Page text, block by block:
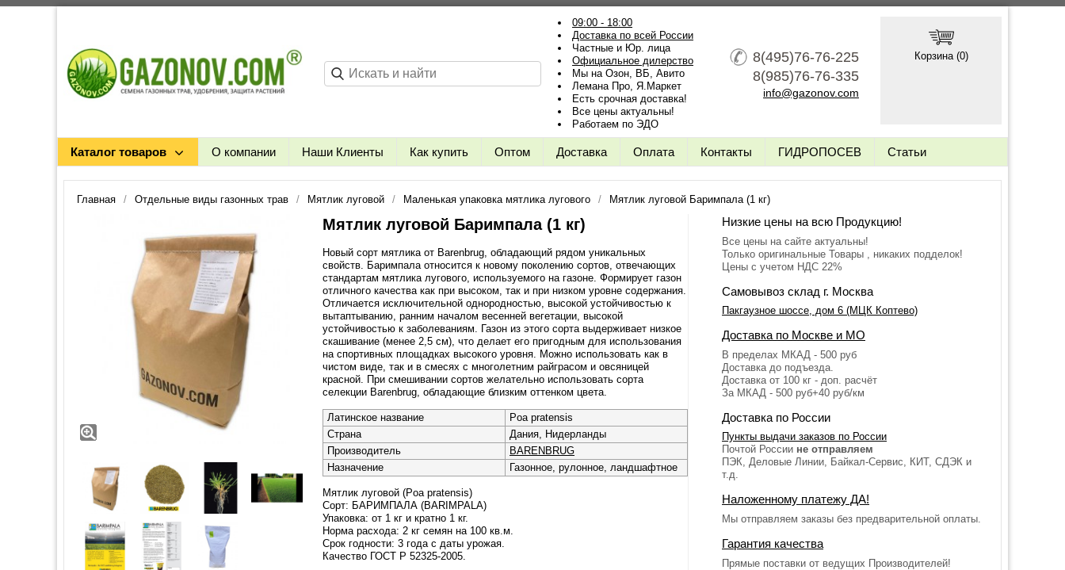
09:00 - 18:00
Доставка по всей России
Частные и Юр. лица
Официальное дилерство
Мы на Озон, ВБ, Авито
Лемана Про, Я.Маркет
Есть срочная доставка!
Все цены актуальны!
Работаем по ЭДО
8(495)76-76-225
8(985)76-76-335
info@gazonov.com
Корзина (0)
Каталог товаров О компании Наши Клиенты Как купить Оптом Доставка Оплата Контакты ГИДРОПОСЕВ Статьи
Главная Отдельные виды газонных трав Мятлик луговой Маленькая упаковка мятлика лугового Мятлик луговой Баримпала (1 кг)
Мятлик луговой Баримпала (1 кг)
Новый сорт мятлика от Barenbrug, обладающий рядом уникальных
свойств. Баримпала относится к новому поколению сортов, отвечающих
стандартам мятлика лугового, используемого на газоне. Формирует газон
отличного качества как при высоком, так и при низком уровне содержания.
Отличается исключительной однородностью, высокой устойчивостью к
вытаптыванию, ранним началом весенней вегетации, высокой
устойчивостью к заболеваниям. Газон из этого сорта выдерживает низкое
скашивание (менее 2,5 см), что делает его пригодным для использования
на спортивных площадках высокого уровня. Можно использовать как в
чистом виде, так и в смесях с многолетним райграсом и овсяницей
красной. При смешивании сортов желательно использовать сорта
селекции Barenbrug, обладающие близким оттенком цвета.
Латинское название
Poa pratensis
Страна
Дания, Нидерланды
Производитель
BARENBRUG
Назначение
Газонное, рулонное, ландшафтное
Мятлик луговой (Poa pratensis)
Сорт: БАРИМПАЛА (BARIMPALA)
Упаковка: от 1 кг и кратно 1 кг.
Норма расхода: 2 кг семян на 100 кв.м.
Срок годности: 3 года с даты урожая.
Качество ГОСТ Р 52325-2005.
Низкие цены на всю Продукцию!
Все цены на сайте актуальны!
Только оригинальные Товары , никаких подделок!
Цены с учетом НДС 22%
Самовывоз склад г. Москва
Пакгаузное шоссе, дом 6 (МЦК Коптево)
Доставка по Москве и МО
В пределах МКАД - 500 руб
Доставка до подъезда.
Доставка от 100 кг - доп. расчёт
За МКАД - 500 руб+40 руб/км
Доставка по России
Пункты выдачи заказов по России
Почтой России не отправляем
ПЭК, Деловые Линии, Байкал-Сервис, КИТ, СДЭК и
т.д.
Наложенному платежу ДА!
Мы отправляем заказы без предварительной оплаты.
Гарантия качества
Прямые поставки от ведущих Производителей!